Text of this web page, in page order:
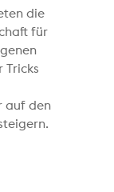
die
für
Tricks
auf den